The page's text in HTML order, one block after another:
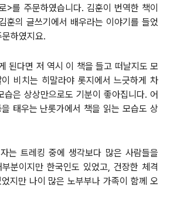
>를 주문하였습니다. 김훈이 번역한 책이
훈의 글쓰기에서 배우라는 이야기를 들었
하였지요.
된다면 저 역시 이 책을 들고 떠날지도 모
비치는 히말라야 롯지에서 느긋하게 차
은 상상만으로도 기분이 좋아집니다. 어
태우는 난롯가에서 책을 읽는 모습도 상
는 트레킹 중에 생각보다 많은 사람들을
분이지만 한국인도 있었고, 건장한 체격
지만 나이 많은 노부부나 가족이 함께 오